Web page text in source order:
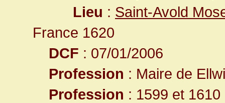
Lieu : Saint-Avold
France 1620
DCF : 07/01/2006
Profession : Maire de
Profession : 1599 et 1610